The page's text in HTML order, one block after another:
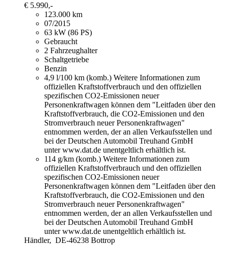
€ 5.990,-
123.000 km
07/2015
63 kW (86 PS)
Gebraucht
2 Fahrzeughalter
Schaltgetriebe
Benzin
4,9 l/100 km (komb.) Weitere Informationen zum
offiziellen Kraftstoffverbrauch und den offiziellen
spezifischen CO2-Emissionen neuer
Personenkraftwagen können dem "Leitfaden über den
Kraftstoffverbrauch, die CO2-Emissionen und den
Stromverbrauch neuer Personenkraftwagen"
entnommen werden, der an allen Verkaufsstellen und
bei der Deutschen Automobil Treuhand GmbH
unter www.dat.de unentgeltlich erhältlich ist.
114 g/km (komb.) Weitere Informationen zum
offiziellen Kraftstoffverbrauch und den offiziellen
spezifischen CO2-Emissionen neuer
Personenkraftwagen können dem "Leitfaden über den
Kraftstoffverbrauch, die CO2-Emissionen und den
Stromverbrauch neuer Personenkraftwagen"
entnommen werden, der an allen Verkaufsstellen und
bei der Deutschen Automobil Treuhand GmbH
unter www.dat.de unentgeltlich erhältlich ist.
Händler, DE-46238 Bottrop